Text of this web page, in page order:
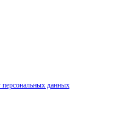
персональных данных